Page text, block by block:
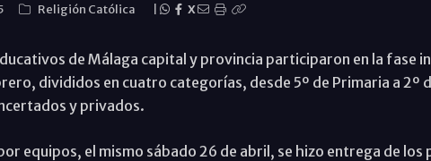
Religión Católica X
de Málaga capital y provincia participaron en la fase
divididos en cuatro categorías, desde 5º de Primaria a 2º
y privados.
equipos, el mismo sábado 26 de abril, se hizo entrega de los